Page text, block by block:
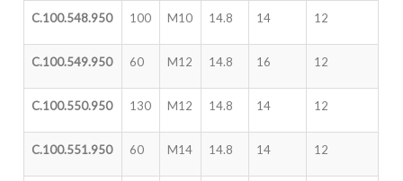
C.100.548.950 100 M10 14.8 14 12
C.100.549.950 60 M12 14.8 16 12
C.100.550.950 130 M12 14.8 14 12
C.100.551.950 60 M14 14.8 14 12